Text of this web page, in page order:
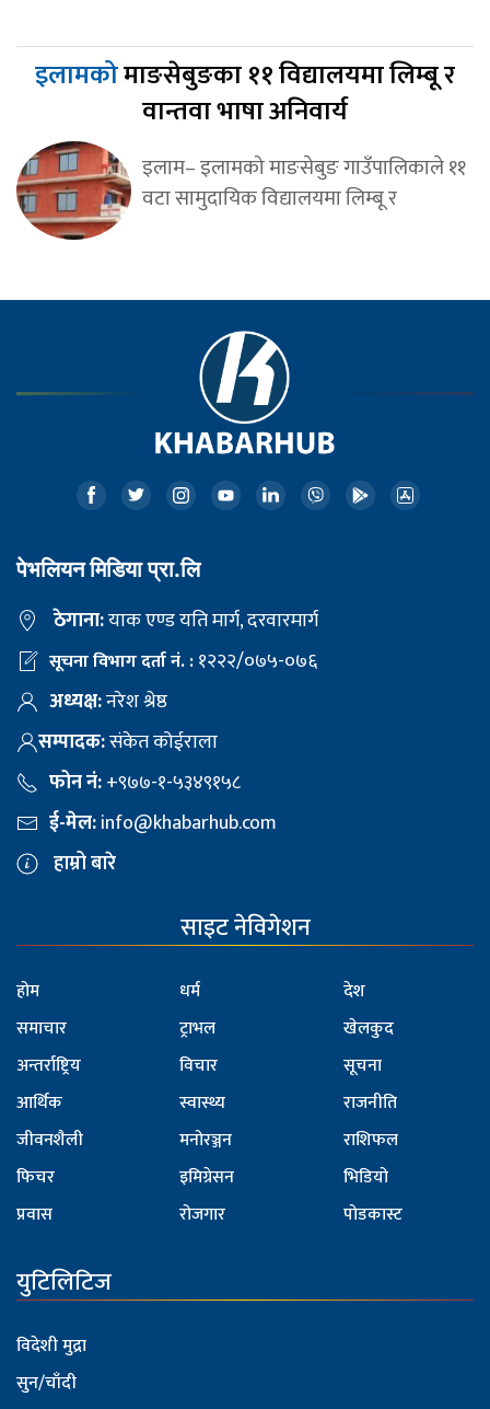
इलामकोमाङसेबुङका ११ विद्यालयमा लिम्बू र
वान्तवा भाषा अनिवार्य
इलाम– इलामको माङसेबुङ गाउँपालिकाले ११
वटा सामुदायिक विद्यालयमा लिम्बू र
पेभलियन मिडिया प्रा.लि
ठेगाना:याक एण्ड यति मार्ग, दरवारमार्ग
सूचना विभाग दर्ता नं. :१२२२/०७५-०७६
अध्यक्ष:नरेश श्रेष्ठ
सम्पादक:संकेत कोईराला
फोन नं:+९७७-१-५३४९१५८
ई-मेल:info@khabarhub.com
हाम्रो बारे
साइट नेविगेशन
होम
समाचार
अन्तर्राष्ट्रिय
आर्थिक
जीवनशैली
फिचर
प्रवास
धर्म
ट्राभल
विचार
स्वास्थ्य
मनोरञ्जन
इमिग्रेसन
रोजगार
देश
खेलकुद
सूचना
राजनीति
राशिफल
भिडियो
पोडकास्ट
युटिलिटिज
विदेशी मुद्रा
सुन/चाँदी